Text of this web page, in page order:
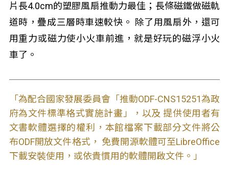
片長4.0cm的塑膠風扇推動力最佳；長條磁鐵做磁軌
道時，疊成三層時車速較快。 除了用風扇外，還可
用重力或磁力使小火車前進，就是好玩的磁浮小火
車了。
「為配合國家發展委員會「推動ODF-CNS15251為政
府為文件標準格式實施計畫」，以及 提供使用者有
文書軟體選擇的權利，本館檔案下載部分文件將公
布ODF開放文件格式， 免費開源軟體可至LibreOffice
下載安裝使用，或依貴慣用的軟體開啟文件。」